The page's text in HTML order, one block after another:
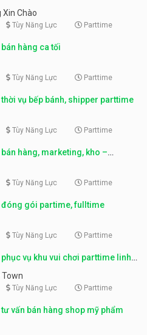
Chào
Tùy Năng Lực Parttime
hàng ca tối
Tùy Năng Lực Parttime
thời vụ bếp bánh, shipper parttime
Tùy Năng Lực Parttime
hàng, marketing, kho –
Tùy Năng Lực Parttime
đóng gói partime, fulltime
Tùy Năng Lực Parttime
phục vụ khu vui chơi parttime linh
Town
Tùy Năng Lực Parttime
vấn bán hàng shop mỹ phẩm